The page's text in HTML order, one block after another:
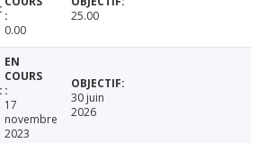
0.00
25.00
17
novembre
2023
30 juin
2026